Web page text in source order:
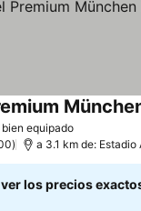
equipadoVer precios
a 3.1 km de: Estadio
los precios